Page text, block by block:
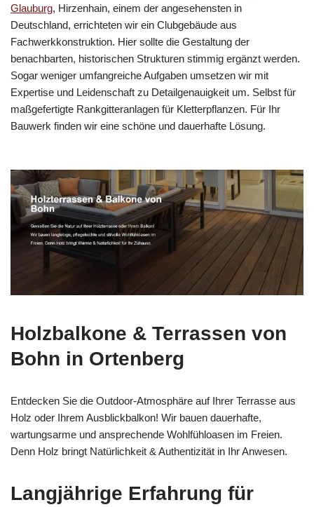
Glauburg, Hirzenhain, einem der angesehensten in
Deutschland, errichteten wir ein Clubgebäude aus
Fachwerkkonstruktion. Hier sollte die Gestaltung der
benachbarten, historischen Strukturen stimmig ergänzt werden.
Sogar weniger umfangreiche Aufgaben umsetzen wir mit
Expertise und Leidenschaft zu Detailgenauigkeit um. Selbst für
maßgefertigte Rankgitteranlagen für Kletterpflanzen. Für Ihr
Bauwerk finden wir eine schöne und dauerhafte Lösung.
Holzbalkone & Terrassen von
Bohn in Ortenberg
Entdecken Sie die Outdoor-Atmosphäre auf Ihrer Terrasse aus
Holz oder Ihrem Ausblickbalkon! Wir bauen dauerhafte,
wartungsarme und ansprechende Wohlfühloasen im Freien.
Denn Holz bringt Natürlichkeit & Authentizität in Ihr Anwesen.
Langjährige Erfahrung für